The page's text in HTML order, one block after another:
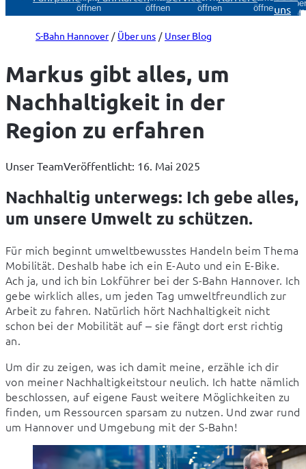
öffnen
öffnen
öffnen
öffnenuns
S-Bahn Hannover Über uns Unser Blog
Markus gibt alles, um
Nachhaltigkeit in der
Region zu erfahren
Unser TeamVeröffentlicht: 16. Mai 2025
Nachhaltig unterwegs: Ich gebe alles,
um unsere Umwelt zu schützen.
Für mich beginnt umweltbewusstes Handeln beim Thema
Mobilität. Deshalb habe ich ein E-Auto und ein E-Bike.
Ach ja, und ich bin Lokführer bei der S-Bahn Hannover. Ich
gebe wirklich alles, um jeden Tag umweltfreundlich zur
Arbeit zu fahren. Natürlich hört Nachhaltigkeit nicht
schon bei der Mobilität auf ‒ sie fängt dort erst richtig
an.
Um dir zu zeigen, was ich damit meine, erzähle ich dir
von meiner Nachhaltigkeitstour neulich. Ich hatte nämlich
beschlossen, auf eigene Faust weitere Möglichkeiten zu
finden, um Ressourcen sparsam zu nutzen. Und zwar rund
um Hannover und Umgebung mit der S-Bahn!